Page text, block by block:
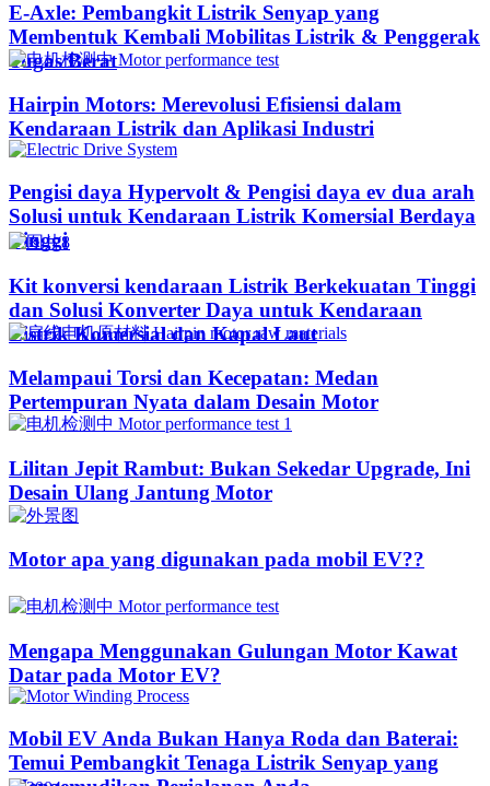
E-Axle: Pembangkit Listrik Senyap yang
Membentuk Kembali Mobilitas Listrik & Penggerak
Tugas Berat
Hairpin Motors: Merevolusi Efisiensi dalam
Kendaraan Listrik dan Aplikasi Industri
Pengisi daya Hypervolt & Pengisi daya ev dua arah
Solusi untuk Kendaraan Listrik Komersial Berdaya
Tinggi
Kit konversi kendaraan Listrik Berkekuatan Tinggi
dan Solusi Konverter Daya untuk Kendaraan
Listrik Komersial dan Kapal Laut
Melampaui Torsi dan Kecepatan: Medan
Pertempuran Nyata dalam Desain Motor
Lilitan Jepit Rambut: Bukan Sekedar Upgrade, Ini
Desain Ulang Jantung Motor
Motor apa yang digunakan pada mobil EV??​​
Mengapa Menggunakan Gulungan Motor Kawat
Datar pada Motor EV?
Mobil EV Anda Bukan Hanya Roda dan Baterai:
Temui Pembangkit Tenaga Listrik Senyap yang